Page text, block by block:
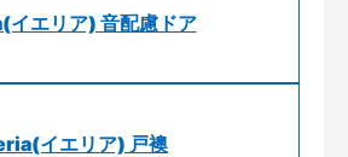
エリア) 音配慮ドア
イエリア) 戸襖